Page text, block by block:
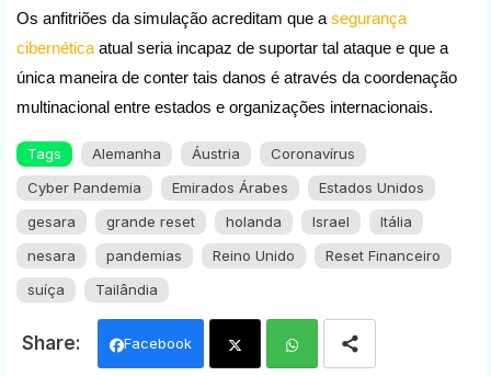
Os anfitriões da simulação acreditam que a segurança
cibernética atual seria incapaz de suportar tal ataque e que a
única maneira de conter tais danos é através da coordenação
multinacional entre estados e organizações internacionais.
Tags Alemanha Áustria
Coronavírus
Cyber Pandemia
Emirados Árabes
Estados Unidos
gesara
grande reset holanda Israel
Itália
nesara
pandemias Reino Unido
Reset Financeiro
suíça
Tailândia
Facebook